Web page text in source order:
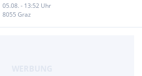
05.08. - 13:52 Uhr
8055 Graz